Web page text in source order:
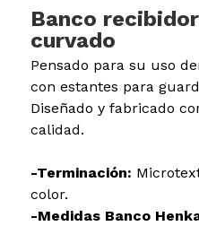
Banco
curvado
Pensado para su uso
con estantes para
Diseñado y fabricado
calidad.
-Terminación:
color.
-Medidas Banco